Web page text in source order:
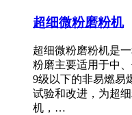
超细微粉磨粉机
超细微粉磨粉机是
粉磨主要适用于中
9级以下的非易燃易
试验和改进，为超
机，…